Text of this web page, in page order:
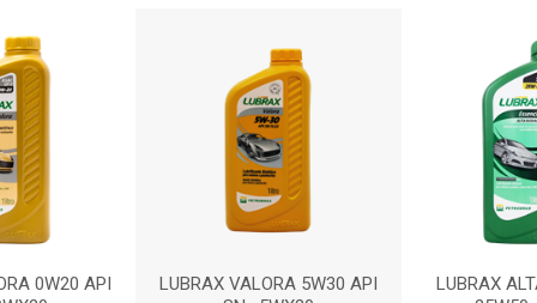
0W20 API
LUBRAX VALORA 5W30 API
LUBRAX